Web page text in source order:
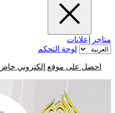
متاجر
إعلانات
لوحة التحكم
احصل على موقع إلكتروني خاص